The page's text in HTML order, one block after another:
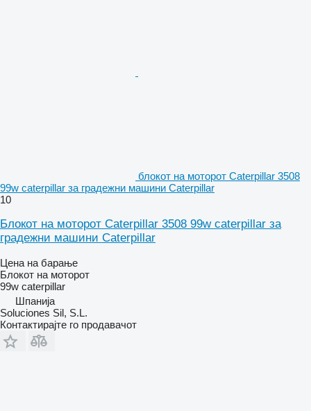
блокот на моторот Caterpillar 3508
99w caterpillar за градежни машини Caterpillar
10
Блокот на моторот Caterpillar 3508 99w caterpillar за
градежни машини Caterpillar
Цена на барање
Блокот на моторот
99w caterpillar
Шпанија
Soluciones Sil, S.L.
Контактирајте го продавачот